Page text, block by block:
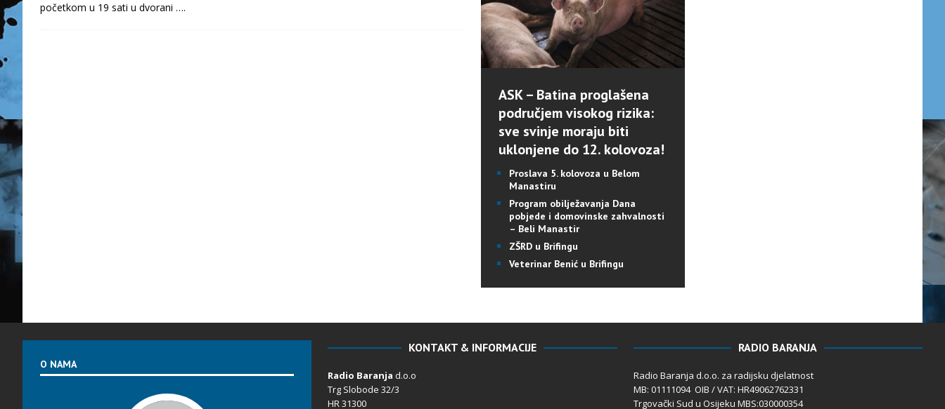
početkom u 19 sati u dvorani ….
ASK – Batina proglašena
područjem visokog rizika:
sve svinje moraju biti
uklonjene do 12. kolovoza!
Proslava 5. kolovoza u Belom
Manastiru
Program obilježavanja Dana
pobjede i domovinske zahvalnosti
– Beli Manastir
ZŠRD u Brifingu
Veterinar Benić u Brifingu
O NAMA
KONTAKT & INFORMACIJE
Radio Baranja d.o.o
Trg Slobode 32/3
HR 31300
RADIO BARANJA
Radio Baranja d.o.o. za radijsku djelatnost
MB: 01111094 OIB / VAT: HR49062762331
Trgovački Sud u Osijeku MBS:030000354